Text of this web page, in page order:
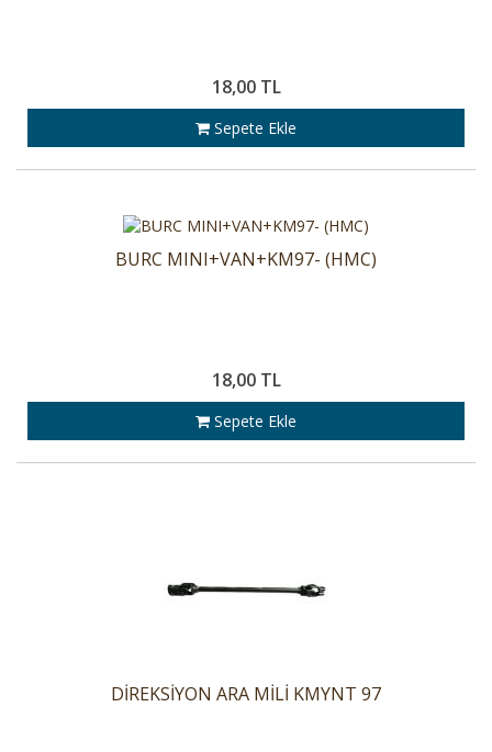
18,00 TL
Sepete Ekle
BURC MINI+VAN+KM97- (HMC)
18,00 TL
Sepete Ekle
DİREKSİYON ARA MİLİ KMYNT 97